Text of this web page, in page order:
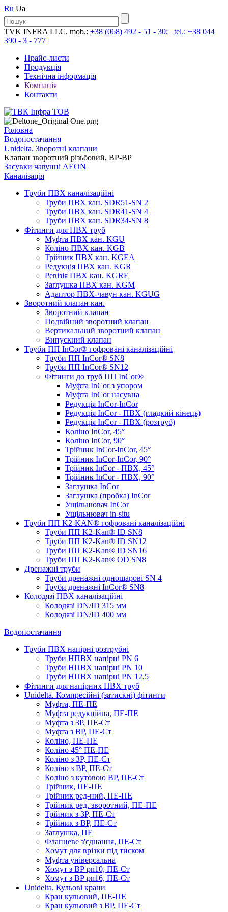
Ru Ua
TVK INFRA LLC. mob.: +38 (068) 492 - 51 - 30;
tel.: +38 044
390 - 3 - 777
Прайс-листи
Продукція
Технічна інформація
Компанія
Контакти
Головна
Водопостачання
Unidelta. Зворотні клапани
Клапан зворотний різьбовий, ВР-ВР
Засувки чавунні AEON
Каналізація
Труби ПВХ каналізаційні
Труби ПВХ кан. SDR51-SN 2
Труби ПВХ кан. SDR41-SN 4
Труби ПВХ кан. SDR34-SN 8
Фітинги для ПВХ труб
Муфта ПВХ кан. KGU
Коліно ПВХ кан. KGB
Трійник ПВХ кан. KGEA
Редукція ПВХ кан. KGR
Ревізія ПВХ кан. KGRE
Заглушка ПВХ кан. KGM
Адаптор ПВХ-чавун кан. KGUG
Зворотний клапан кан.
Зворотний клапан
Подвійний зворотний клапан
Вертикальний зворотний клапан
Випускний клапан
Труби ПП InCor® гофровані каналізаційні
Труби ПП InCor® SN8
Труби ПП InCor® SN12
Фітинги до труб ПП InCor®
Муфта InCor з упором
Муфта InCor насувна
Редукція InCor-InCor
Редукція InCor - ПВХ (гладкий кінець)
Редукція InCor - ПВХ (розтруб)
Коліно InCor, 45°
Коліно InCor, 90°
Трійник InCor-InCor, 45°
Трійник InCor-InCor, 90°
Трійник InCor - ПВХ, 45°
Трійник InCor - ПВХ, 90°
Заглушка InCor
Заглушка (пробка) InCor
Ущільнювач InCor
Ущільнювач in-situ
Труби ПП K2-KAN® гоф­ровані каналізаційні
Труби ПП K2-Kan® ID SN8
Труби ПП K2-Kan® ID SN12
Труби ПП K2-Kan® ID SN16
Труби ПП K2-Kan® OD SN8
Дренажні труби
Труби дренажні одношарові SN 4
Труби дренажні InCor® SN8
Колодязі ПВХ каналізаційні
Колодязі DN/ID 315 мм
Колодязі DN/ID 400 мм
Водопостачання
Труби ПВХ напірні розтрубні
Труби НПВХ напірні PN 6
Труби НПВХ напірні PN 10
Труби НПВХ напірні PN 12,5
Фітинги для напірних ПВХ труб
Unidelta. Компресійні (затискні) фітинги
Муфта, ПЕ-ПЕ
Муфта редукційна, ПЕ-ПЕ
Муфта з ЗР, ПЕ-Ст
Муфта з ВР, ПЕ-Ст
Коліно, ПЕ-ПЕ
Коліно 45° ПЕ-ПЕ
Коліно з ЗР, ПЕ-Ст
Коліно з ВР, ПЕ-Ст
Коліно з кутовою ВР, ПЕ-Ст
Трійник, ПЕ-ПЕ
Трійник ред-ний, ПЕ-ПЕ
Трійник ред. зворотний, ПЕ-ПЕ
Трійник з ЗР, ПЕ-Ст
Трійник з ВР, ПЕ-Ст
Заглушка, ПЕ
Фланцеве з'єднання, ПЕ-Ст
Хомут для врізки під тиском
Муфта універсальна
Хомут з ​​ВР pn10, ПЕ-Ст
Хомут з ВР pn16, ПЕ-Ст
Unidelta. Кульові крани
Кран кульовий, ПЕ-ПЕ
Кран кульовий з ВР, ПЕ-Ст